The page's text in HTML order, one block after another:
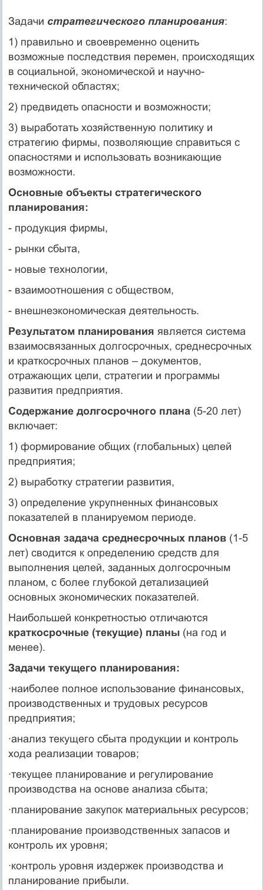
Задачи стратегического планирования:
1) правильно и своевременно оценить
возможные последствия перемен, происходящих
в социальной, экономической и научно-
технической областях;
2) предвидеть опасности и возможности;
3) выработать хозяйственную политику и
стратегию фирмы, позволяющие справиться с
опасностями и использовать возникающие
возможности.
Основные объекты стратегического
планирования:
- продукция фирмы,
- рынки сбыта,
- новые технологии,
- взаимоотношения с обществом,
- внешнеэкономическая деятельность.
Результатом планирования является система
взаимосвязанных долгосрочных, среднесрочных
и краткосрочных планов – документов,
отражающих цели, стратегии и программы
развития предприятия.
Содержание долгосрочного плана (5-20 лет)
включает:
1) формирование общих (глобальных) целей
предприятия;
2) выработку стратегии развития,
3) определение укрупненных финансовых
показателей в планируемом периоде.
Основная задача среднесрочных планов(1-5
лет) сводится к определению средств для
выполнения целей, заданных долгосрочным
планом, с более глубокой детализацией
основных экономических показателей.
Наибольшей конкретностью отличаются
краткосрочные (текущие) планы(на год и
менее).
Задачи текущего планирования:
·наиболее полное использование финансовых,
производственных и трудовых ресурсов
предприятия;
·анализ текущего сбыта продукции и контроль
хода реализации товаров;
·текущее планирование и регулирование
производства на основе анализа сбыта;
·планирование закупок материальных ресурсов;
·планирование производственных запасов и
контроль их уровня;
·контроль уровня издержек производства и
планирование прибыли.